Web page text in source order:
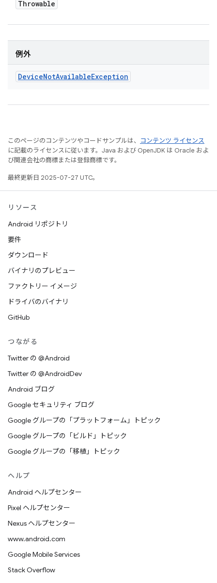
Throwable
例外
DeviceNotAvailableException
このページのコンテンツやコードサンプルは、
コンテンツ ライセンス
に記載のライセンスに従います。Java および OpenJDK は Oracle およ
び関連会社の商標または登録商標です。
最終更新日 2025-07-27 UTC。
リソース
Android リポジトリ
要件
ダウンロード
バイナリのプレビュー
ファクトリー イメージ
ドライバのバイナリ
GitHub
つながる
Twitter の @Android
Twitter の @AndroidDev
Android ブログ
Google セキュリティ ブログ
Google グループの「プラットフォーム」トピック
Google グループの「ビルド」トピック
Google グループの「移植」トピック
ヘルプ
Android ヘルプセンター
Pixel ヘルプセンター
Nexus ヘルプセンター
www.android.com
Google Mobile Services
Stack Overflow